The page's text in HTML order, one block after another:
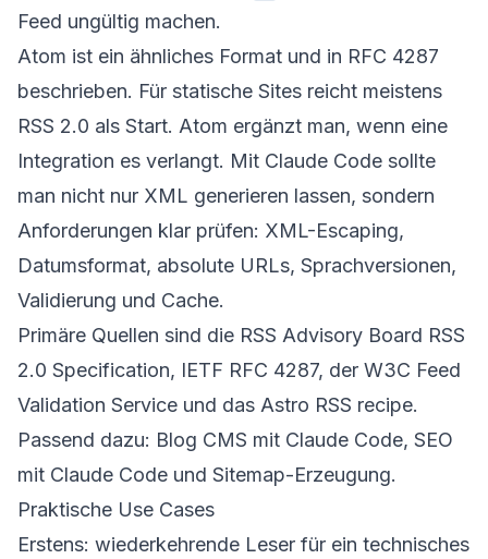
Feed ungültig machen.
Atom ist ein ähnliches Format und in RFC 4287
beschrieben. Für statische Sites reicht meistens
RSS 2.0 als Start. Atom ergänzt man, wenn eine
Integration es verlangt. Mit Claude Code sollte
man nicht nur XML generieren lassen, sondern
Anforderungen klar prüfen: XML-Escaping,
Datumsformat, absolute URLs, Sprachversionen,
Validierung und Cache.
Primäre Quellen sind die RSS Advisory Board RSS
2.0 Specification, IETF RFC 4287, der W3C Feed
Validation Service und das Astro RSS recipe.
Passend dazu: Blog CMS mit Claude Code, SEO
mit Claude Code und Sitemap-Erzeugung.
Praktische Use Cases
Erstens: wiederkehrende Leser für ein technisches